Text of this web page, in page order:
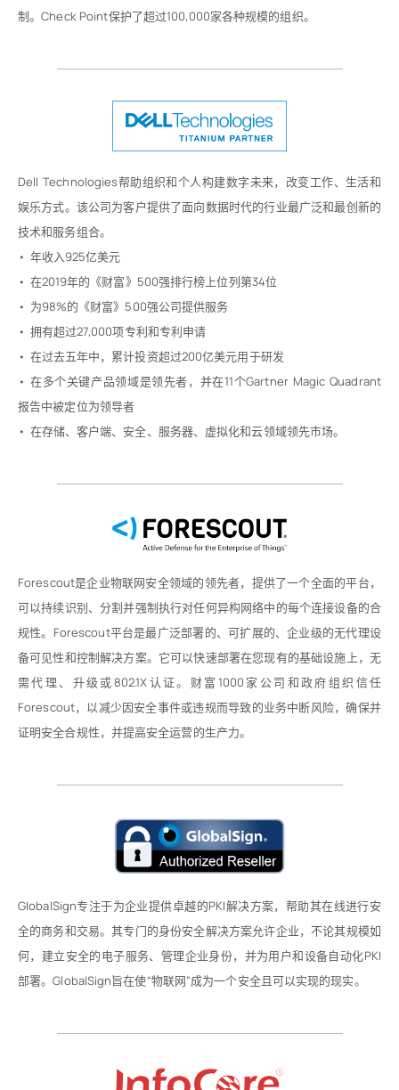
制。Check Point保护了超过100,000家各种规模的组织。
Dell Technologies帮助组织和个人构建数字未来，改变工作、生活和
娱乐方式。该公司为客户提供了面向数据时代的行业最广泛和最创新的
技术和服务组合。
• 年收入925亿美元
• 在2019年的《财富》500强排行榜上位列第34位
• 为98%的《财富》500强公司提供服务
• 拥有超过27,000项专利和专利申请
• 在过去五年中，累计投资超过200亿美元用于研发
• 在多个关键产品领域是领先者，并在11个Gartner Magic Quadrant
报告中被定位为领导者
• 在存储、客户端、安全、服务器、虚拟化和云领域领先市场。
Forescout是企业物联网安全领域的领先者，提供了一个全面的平台，
可以持续识别、分割并强制执行对任何异构网络中的每个连接设备的合
规性。Forescout平台是最广泛部署的、可扩展的、企业级的无代理设
备可见性和控制解决方案。它可以快速部署在您现有的基础设施上，无
需代理、升级或802.1X认证。财富1000家公司和政府组织信任
Forescout，以减少因安全事件或违规而导致的业务中断风险，确保并
证明安全合规性，并提高安全运营的生产力。
GlobalSign专注于为企业提供卓越的PKI解决方案，帮助其在线进行安
全的商务和交易。其专门的身份安全解决方案允许企业，不论其规模如
何，建立安全的电子服务、管理企业身份，并为用户和设备自动化PKI
部署。GlobalSign旨在使“物联网”成为一个安全且可以实现的现实。